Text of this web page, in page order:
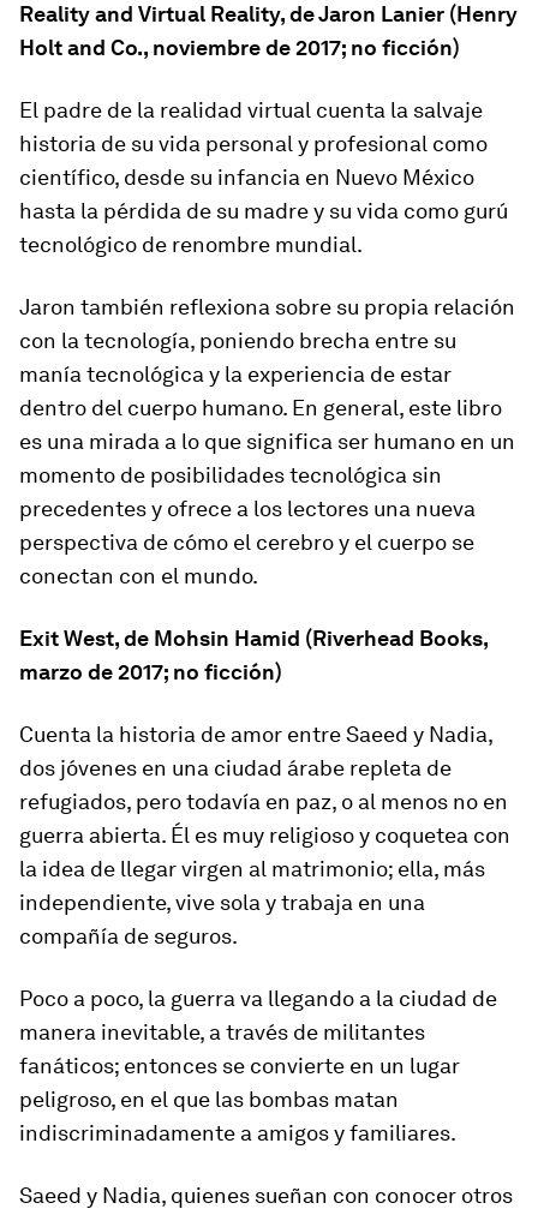
Reality and Virtual Reality, de Jaron Lanier (Henry
Holt and Co., noviembre de 2017; no ficción)
El padre de la realidad virtual cuenta la salvaje
historia de su vida personal y profesional como
científico, desde su infancia en Nuevo México
hasta la pérdida de su madre y su vida como gurú
tecnológico de renombre mundial.
Jaron también reflexiona sobre su propia relación
con la tecnología, poniendo brecha entre su
manía tecnológica y la experiencia de estar
dentro del cuerpo humano. En general, este libro
es una mirada a lo que significa ser humano en un
momento de posibilidades tecnológica sin
precedentes y ofrece a los lectores una nueva
perspectiva de cómo el cerebro y el cuerpo se
conectan con el mundo.
Exit West, de Mohsin Hamid (Riverhead Books,
marzo de 2017; no ficción)
Cuenta la historia de amor entre Saeed y Nadia,
dos jóvenes en una ciudad árabe repleta de
refugiados, pero todavía en paz, o al menos no en
guerra abierta. Él es muy religioso y coquetea con
la idea de llegar virgen al matrimonio; ella, más
independiente, vive sola y trabaja en una
compañía de seguros.
Poco a poco, la guerra va llegando a la ciudad de
manera inevitable, a través de militantes
fanáticos; entonces se convierte en un lugar
peligroso, en el que las bombas matan
indiscriminadamente a amigos y familiares.
Saeed y Nadia, quienes sueñan con conocer otros